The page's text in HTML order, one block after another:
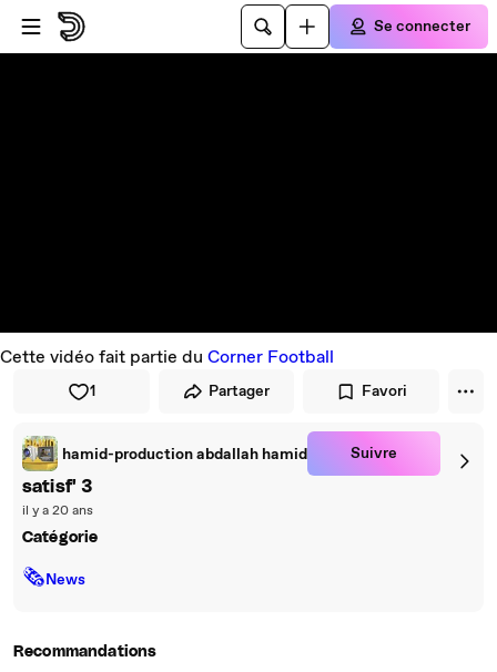
Passer au player
Passer au contenu principal
Se connecter
Cette vidéo fait partie du Corner Football
1 Partager Favori
hamid-production abdallah hamid Suivre
satisf' 3
il y a 20 ans
Catégorie
🗞News
Recommandations